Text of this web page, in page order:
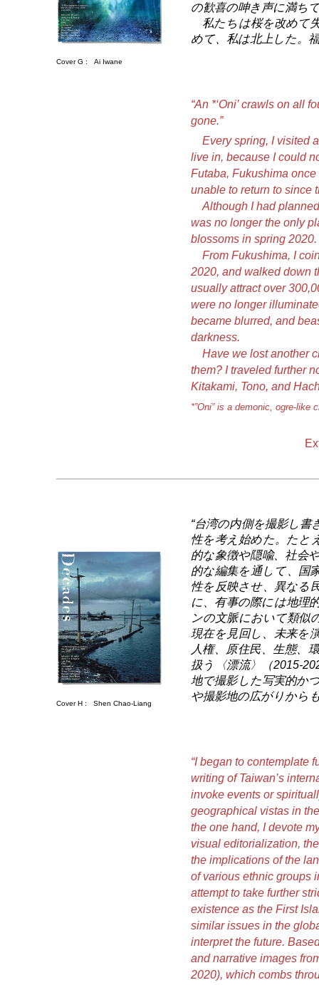
Cover G : Ai Iwane
の歓喜の呻き声に満
私たちは桜を改めて
めて、私は北上した。
“An *‘Oni’ crawls on all
gone.”
Every spring, I visited
live in, because I could
Futaba, Fukushima
unable to return to since
Although I had
was no longer the only
blossoms in spring 2020.
From Fukushima, I
2020, and walked down
usually attract over
were no longer
became blurred, and
darkness.
Have we lost another
them? I traveled further
Kitakami, Tono, and
*”Oni” is a demonic, ogre-like
Cover H : Shen Chao-Liang
“台湾の内側を撮影し
性を考え始めた。たと
的な象徴や隠喩、社会
的な編集を通して、国
性を反映させ、異なる
に、有事の際には地理
ンの文脈において類似
現在を見回し、未来を
人権、原住民、生態、
扱う〈漂流〉（2015-
地で撮影した写実的か
や撮影地の広がりから
“I began to contemplate
writing of Taiwan’s
invoke events or
geographical vistas in
the one hand, I devote
visual editorialization,
the implications of the
of various ethnic groups
attempt to take further
existence as the First
similar issues in the
interpret the future.
and narrative images
2020), which combs